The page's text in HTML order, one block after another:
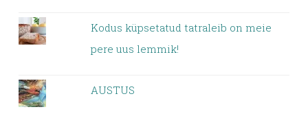
Kodus küpsetatud tatraleib on meie
pere uus lemmik!
AUSTUS